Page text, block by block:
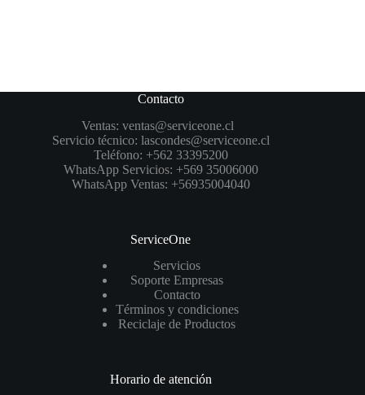
Contacto
Ventas: ventas@serviceone.cl
Servicio técnico: lascondes@serviceone.cl
Teléfono: +562 33395200
WhatsApp Servicios: +569 35006000
WhatsApp Ventas: +56935004040
ServiceOne
Servicios
Soporte Empresas
Contacto
Términos y condiciones
Reciclaje de Productos
Horario de atención